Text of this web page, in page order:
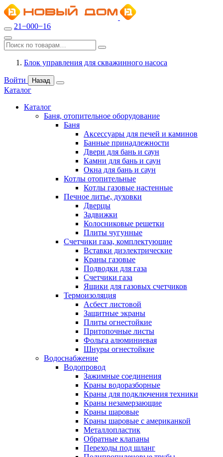
21−000−16
Блок управления для скважинного насоса
Войти Назад
Каталог
Каталог
Баня, отопительное оборудование
Баня
Аксессуары для печей и каминов
Банные принадлежности
Двери для бань и саун
Камни для бань и саун
Окна для бань и саун
Котлы отопительные
Котлы газовые настенные
Печное литье, духовки
Дверцы
Задвижки
Колосниковые решетки
Плиты чугунные
Счетчики газа, комплектующие
Вставки диэлектрические
Краны газовые
Подводки для газа
Счетчики газа
Ящики для газовых счетчиков
Термоизоляция
Асбест листовой
Защитные экраны
Плиты огнестойкие
Притопочные листы
Фольга алюминиевая
Шнуры огнестойкие
Водоснабжение
Водопровод
Зажимные соединения
Краны водоразборные
Краны для подключения техники
Краны незамерзающие
Краны шаровые
Краны шаровые с американкой
Металлопластик
Обратные клапаны
Переходы под шланг